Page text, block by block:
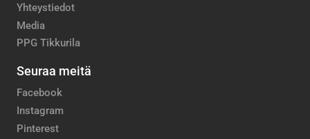
Yhteystiedot
Media
PPG Tikkurila
Seuraa meitä
Facebook
Instagram
Pinterest